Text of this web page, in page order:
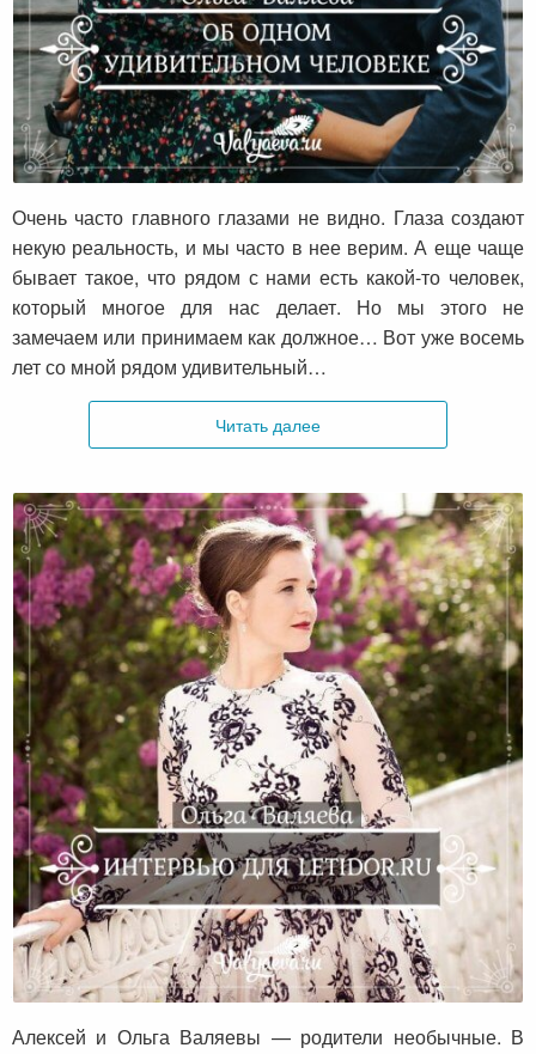
Об одном удивительном человеке
Очень часто главного глазами не видно. Глаза создают
некую реальность, и мы часто в нее верим. А еще чаще
бывает такое, что рядом с нами есть какой-то человек,
который многое для нас делает. Но мы этого не
замечаем или принимаем как должное… Вот уже восемь
лет со мной рядом удивительный…
Читать далее
Интервью для Letidor.ru
Алексей и Ольга Валяевы — родители необычные. В